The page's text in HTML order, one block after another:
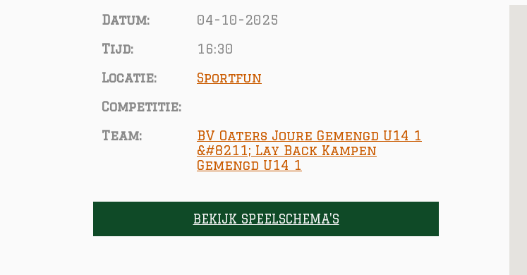
Datum: 04-10-2025
Tijd: 16:30
Locatie: Sportfun
Competitie:
Team:
BV Oaters Joure Gemengd U14 1
&#8211; Lay Back Kampen
Gemengd U14 1
BEKIJK SPEELSCHEMA'S